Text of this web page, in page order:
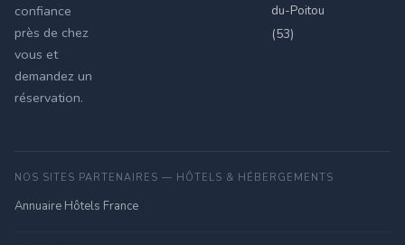
confiance
près de chez
vous et
demandez un
réservation.
du-Poitou
(53)
NOS SITES PARTENAIRES — HÔTELS & HÉBERGEMENTS
Annuaire Hôtels France